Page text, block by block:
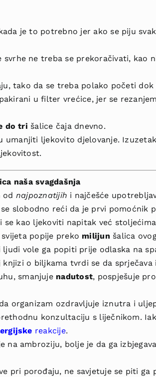
je to potrebno jer ako se piju
ne treba se prekoračivati, kao
tako da se treba polako početi
u filter vrećice, jer se
do tri šalice čaja dnevno.
umanjiti ljekovito djelovanje.
naša svagdašnja
od najpoznatijih i najčešće
slobodno reći da je prvi pomoćnik
se kao ljekoviti napitak već
popije preko milijun šalica
ljudi vole ga popiti prije odlaska na
knjizi o biljkama tvrdi se da sprječava i
smanjuje nadutost, pospješuje
organizam ozdravljuje iznutra i
konzultaciju s liječnikom.
reakcije.
na ambroziju, bolje je da ga
pri porođaju, ne savjetuje se piti